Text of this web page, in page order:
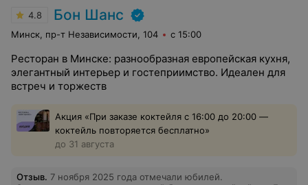
4.8 Бон Шанс
Минск, пр-т Независимости, 104 с 15:00
Ресторан в Минске: разнообразная европейская кухня,
элегантный интерьер и гостеприимство. Идеален для
встреч и торжеств
Акция «При заказе коктейля с 16:00 до 20:00 —
коктейль повторяется бесплатно»
до 31 августа
Отзыв. 7 ноября 2025 года отмечали юбилей.